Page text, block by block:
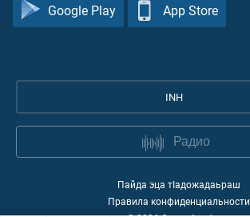
Google Play App Store
INH
Радио
Пайда эца тIадожадаьраш
Правила конфиденциальности